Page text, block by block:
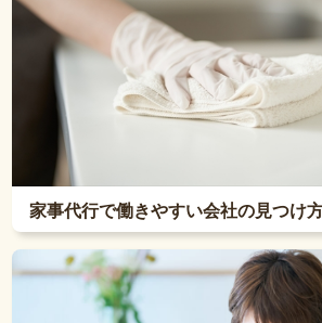
家事代行で働きやすい会社の見つけ